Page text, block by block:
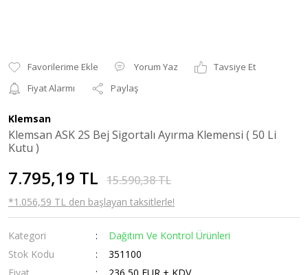
Yorum Yaz
Tavsiye Et
Fiyat Alarmı
Paylaş
Klemsan
Klemsan ASK 2S Bej Sigortalı Ayırma Klemensi ( 50 Li
Kutu )
7.795,19 TL 15.590,38 TL
*1.056,59 TL den başlayan taksitlerle!
Kategori
Dağıtım Ve Kontrol Ürünleri
Stok Kodu
351100